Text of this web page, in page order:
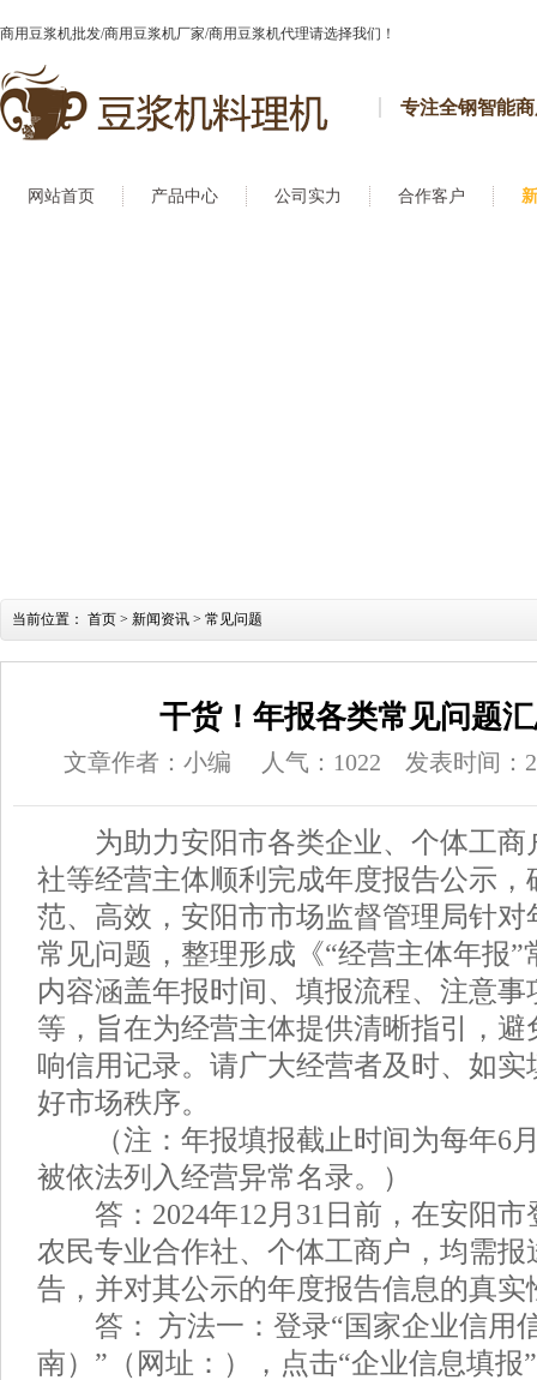
商用豆浆机批发/商用豆浆机厂家/商用豆浆机代理请选择我们！
专注全钢智能
网站首页 产品中心 公司实力 合作客户
当前位置： 首页 > 新闻资讯 > 常见问题
干货！年报各类常见问题
文章作者：小编 人气： 1022 发表时间：
为助力安阳市各类企业、个体工商
社等经营主体顺利完成年度报告公示，
范、高效，安阳市市场监督管理局针对
常见问题，整理形成《“经营主体年报”
内容涵盖年报时间、填报流程、注意
等，旨在为经营主体提供清晰指引，
响信用记录。请广大经营者及时、如
好市场秩序。
（注：年报填报截止时间为每年6月
被依法列入经营异常名录。）
答：2024年12月31日前，在安阳市
农民专业合作社、个体工商户，均需报
告，并对其公示的年度报告信息的真实
答： 方法一：登录“国家企业信用
南）”（网址：），点击“企业信息填报